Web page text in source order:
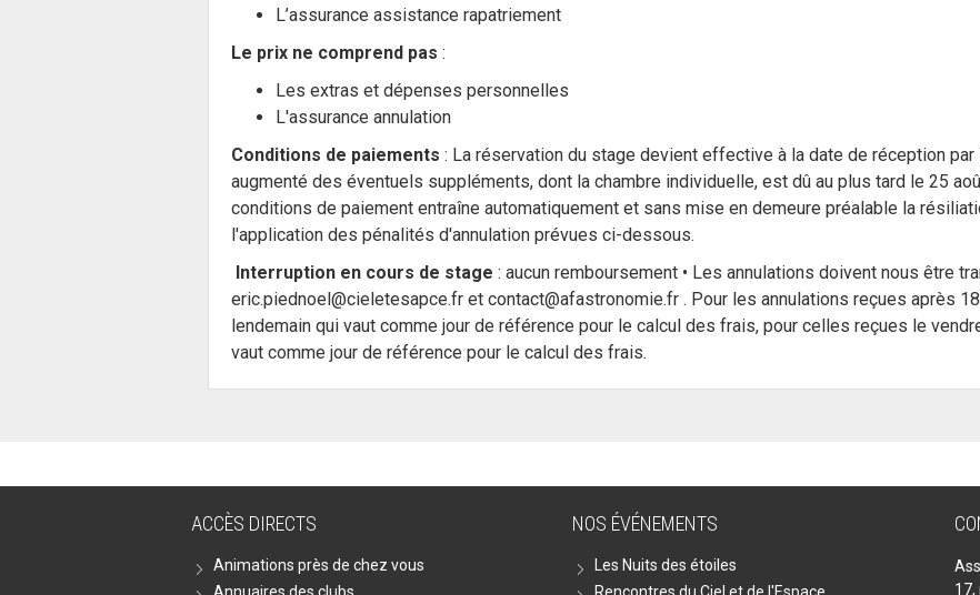
L’assurance assistance rapatriement
Le prix ne comprend pas :
Les extras et dépenses personnelles
L'assurance annulation
Conditions de paiements : La réservation du stage devient effective à la date de réception par
augmenté des éventuels suppléments, dont la chambre individuelle, est dû au plus tard le 25
conditions de paiement entraîne automatiquement et sans mise en demeure préalable la
l'application des pénalités d'annulation prévues ci-dessous.
Interruption en cours de stage : aucun remboursement • Les annulations doivent nous être
eric.piednoel@cieletesapce.fr et contact@afastronomie.fr . Pour les annulations reçues après
lendemain qui vaut comme jour de référence pour le calcul des frais, pour celles reçues le
vaut comme jour de référence pour le calcul des frais.
ACCÈS DIRECTS
Animations près de chez vous
NOS ÉVÉNEMENTS
Les Nuits des étoiles
17,